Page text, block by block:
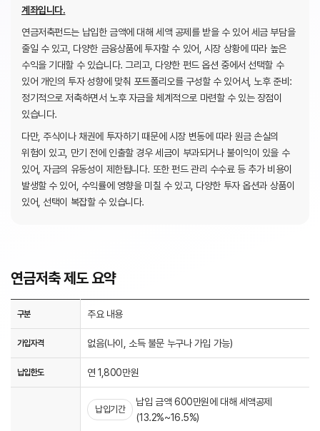
계좌입니다.
연금저축펀드는 납입한 금액에 대해 세액 공제를 받을 수 있어 세금 부담을
줄일 수 있고, 다양한 금융상품에 투자할 수 있어, 시장 상황에 따라 높은
수익을 기대할 수 있습니다. 그리고, 다양한 펀드 옵션 중에서 선택할 수
있어 개인의 투자 성향에 맞춰 포트폴리오를 구성할 수 있어서, 노후 준비:
정기적으로 저축하면서 노후 자금을 체계적으로 마련할 수 있는 장점이
있습니다.
다만, 주식이나 채권에 투자하기 때문에 시장 변동에 따라 원금 손실의
위험이 있고, 만기 전에 인출할 경우 세금이 부과되거나 불이익이 있을 수
있어, 자금의 유동성이 제한됩니다. 또한 펀드 관리 수수료 등 추가 비용이
발생할 수 있어, 수익률에 영향을 미칠 수 있고, 다양한 투자 옵션과 상품이
있어, 선택이 복잡할 수 있습니다.
연금저축 제도 요약
구분 주요 내용
가입자격 없음(나이, 소득 불문 누구나 가입 가능)
납입한도 연 1,800만원
납입기간
납입 금액 600만원에 대해 세액공제
(13.2%~16.5%)